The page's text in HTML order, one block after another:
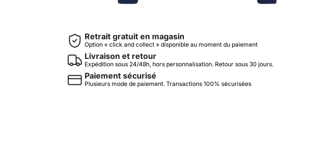
Retrait gratuit en magasin
Option « click and collect » disponible au moment du paiement
Livraison et retour
Expédition sous 24/48h, hors personnalisation. Retour sous 30 jours.
Paiement sécurisé
Plusieurs mode de paiement. Transactions 100% sécurisées